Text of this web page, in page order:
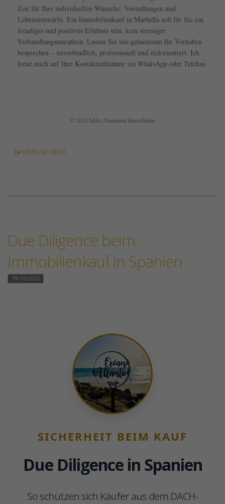
Zeit für Ihre individuellen Wünsche, Vorstellungen und
Lebensentwürfe. Ein Immobilienkauf in Marbella soll für Sie ein
freudiges und positives Erlebnis sein, kein stressiger
Verhandlungsmarathon. Lassen Sie uns gemeinsam Ihr Vorhaben
besprechen – unverbindlich, professionell und zielorientiert. Ich
freue mich auf Ihre Kontaktaufnahme via WhatsApp oder Telefon.
© 2026 Mike Naumann Immobilien
LESEN SIE MEHR
Due Diligence beim
Immobilienkauf in Spanien
19/12/2025
SICHERHEIT BEIM KAUF
Due Diligence in Spanien
So schützen sich Käufer aus dem DACH-